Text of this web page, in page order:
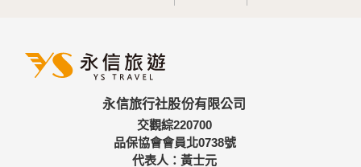
分析，分析結果之統計數據或說明文字呈現，除供內部研究
三、資料之保護
備及必要的安全防護措施，加以保護網站及您的個人資料採用
嚴格的保護措施，只由經過授權的人員才能接觸您的個人資
料，相關處理人員皆簽有保密合約，如有違反保密義務者，將
會受到相關的法律處分。
永信旅行社股份有限公司
交觀綜220700
品保協會會員北0738號
代表人：黃士元